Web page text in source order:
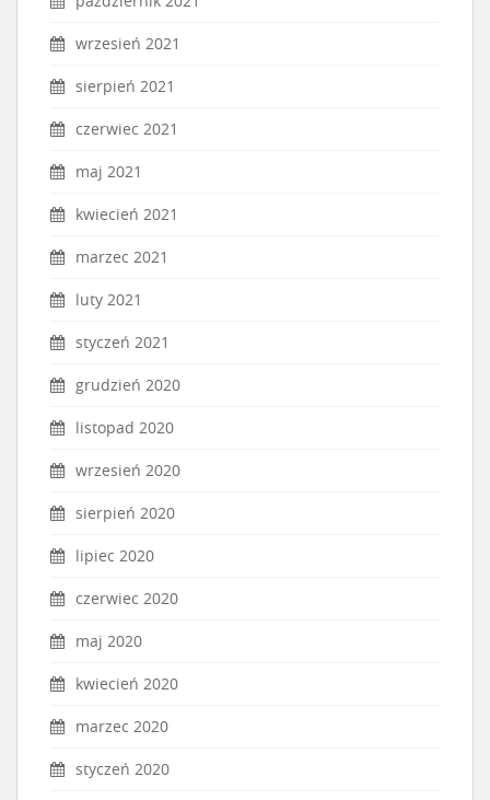
wrzesień 2021
sierpień 2021
czerwiec 2021
maj 2021
kwiecień 2021
marzec 2021
luty 2021
styczeń 2021
grudzień 2020
listopad 2020
wrzesień 2020
sierpień 2020
lipiec 2020
czerwiec 2020
maj 2020
kwiecień 2020
marzec 2020
styczeń 2020